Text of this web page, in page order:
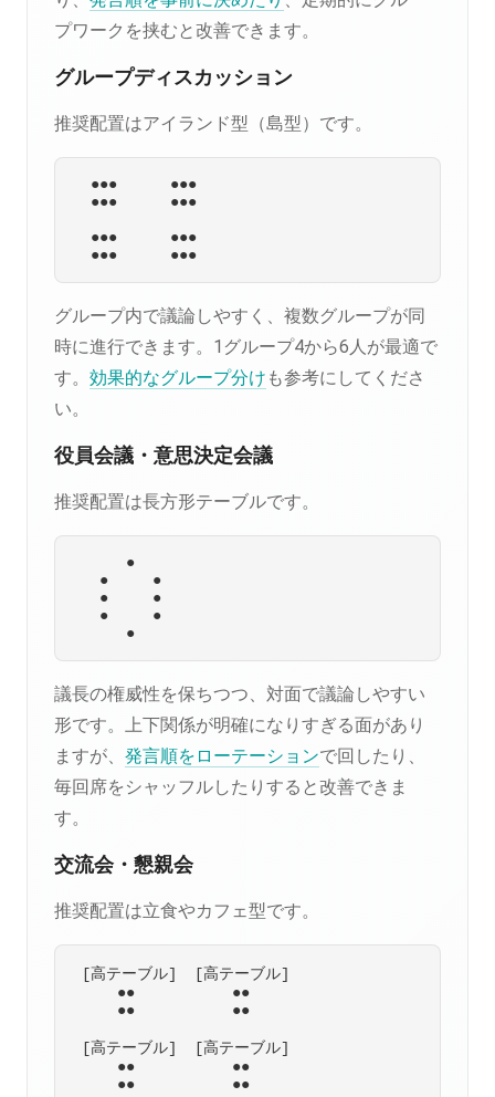
プワークを挟むと改善できます。
グループディスカッション
推奨配置はアイランド型（島型）です。
  ●●●      ●●●
  ●●●      ●●●
  ●●●      ●●●
グループ内で議論しやすく、複数グループが同
時に進行できます。1グループ4から6人が最適で
す。 効果的なグループ分け も参考にしてくださ
い。
役員会議・意思決定会議
推奨配置は長方形テーブルです。
      ●
   ●     ●
   ●     ●
   ●     ●
議長の権威性を保ちつつ、対面で議論しやすい
形です。上下関係が明確になりすぎる面があり
ますが、 発言順をローテーションで回したり、
毎回席をシャッフルしたりすると改善できま
す。
交流会・懇親会
推奨配置は立食やカフェ型です。
[高テーブル]  [高テーブル]
     ●●           ●●
     ●●           ●●
[高テーブル]  [高テーブル]
     ●●           ●●